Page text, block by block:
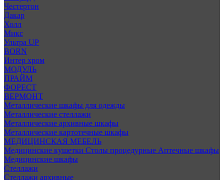
Честертон
Дакар
Холл
Микс
Ультра UP
BORN
Интер хром
МОДУЛЬ
ПРАЙМ
ФОРЕСТ
ВЕРМОНТ
Металлические шкафы для одежды
Металлические стеллажи
Металлические архивные шкафы
Металлические картотечные шкафы
МЕДИЦИНСКАЯ МЕБЕЛЬ
Медицинские кушетки Столы процедурные Аптечные шкафы
Медицинские шкафы
Стеллажи
Стеллажи архивные